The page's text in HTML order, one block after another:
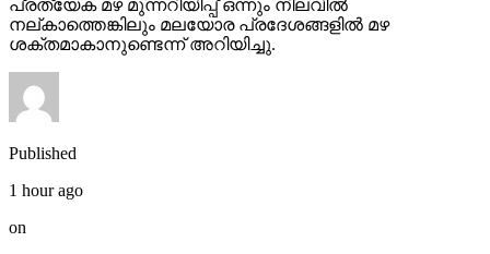
പ്രത്യേക മഴ മുന്നറിയിപ്പ് ഒന്നും നിലവില്‍
നല്കാത്തെങ്കിലും മലയോര പ്രദേശങ്ങളില്‍ മഴ
ശക്തമാകാനുണ്ടെന്ന് അറിയിച്ചു.
Published
1 hour ago
on